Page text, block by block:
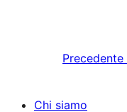
Precedente
Chi siamo